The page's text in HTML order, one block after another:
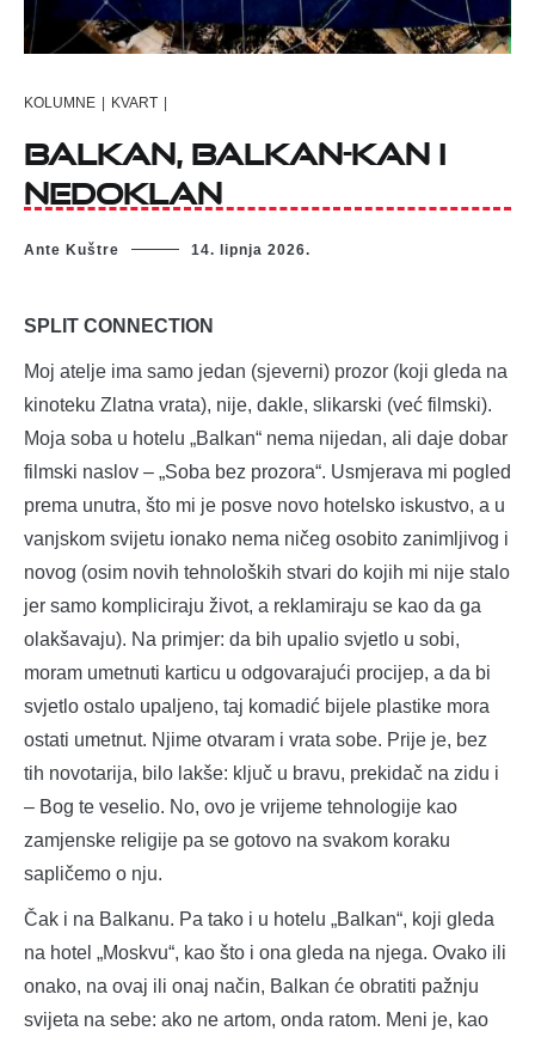
KOLUMNE KVART
BALKAN, BALKAN-KAN I
NEDOKLAN
Ante Kuštre 14. lipnja 2026.
SPLIT CONNECTION
Moj atelje ima samo jedan (sjeverni) prozor (koji gleda na
kinoteku Zlatna vrata), nije, dakle, slikarski (već filmski).
Moja soba u hotelu „Balkan“ nema nijedan, ali daje dobar
filmski naslov – „Soba bez prozora“. Usmjerava mi pogled
prema unutra, što mi je posve novo hotelsko iskustvo, a u
vanjskom svijetu ionako nema ničeg osobito zanimljivog i
novog (osim novih tehnoloških stvari do kojih mi nije stalo
jer samo kompliciraju život, a reklamiraju se kao da ga
olakšavaju). Na primjer: da bih upalio svjetlo u sobi,
moram umetnuti karticu u odgovarajući procijep, a da bi
svjetlo ostalo upaljeno, taj komadić bijele plastike mora
ostati umetnut. Njime otvaram i vrata sobe. Prije je, bez
tih novotarija, bilo lakše: ključ u bravu, prekidač na zidu i
– Bog te veselio. No, ovo je vrijeme tehnologije kao
zamjenske religije pa se gotovo na svakom koraku
sapličemo o nju.
Čak i na Balkanu. Pa tako i u hotelu „Balkan“, koji gleda
na hotel „Moskvu“, kao što i ona gleda na njega. Ovako ili
onako, na ovaj ili onaj način, Balkan će obratiti pažnju
svijeta na sebe: ako ne artom, onda ratom. Meni je, kao